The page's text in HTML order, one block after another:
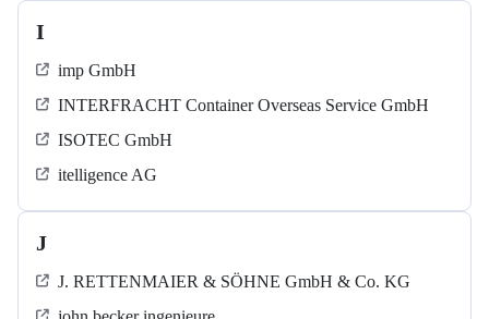
I
imp GmbH
INTERFRACHT Container Overseas Service GmbH
ISOTEC GmbH
itelligence AG
J
J. RETTENMAIER & SÖHNE GmbH & Co. KG